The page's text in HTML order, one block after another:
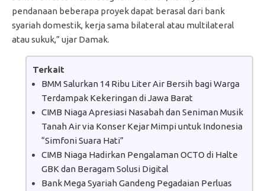
pendanaan beberapa proyek dapat berasal dari bank
syariah domestik, kerja sama bilateral atau multilateral
atau sukuk,” ujar Damak.
Terkait
BMM Salurkan 14 Ribu Liter Air Bersih bagi Warga
Terdampak Kekeringan di Jawa Barat
CIMB Niaga Apresiasi Nasabah dan Seniman Musik
Tanah Air via Konser Kejar Mimpi untuk Indonesia
“Simfoni Suara Hati”
CIMB Niaga Hadirkan Pengalaman OCTO di Halte
GBK dan Beragam Solusi Digital
Bank Mega Syariah Gandeng Pegadaian Perluas